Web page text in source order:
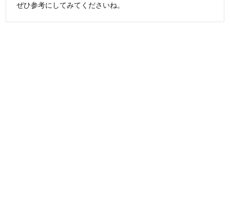
ぜひ参考にしてみてくださいね。